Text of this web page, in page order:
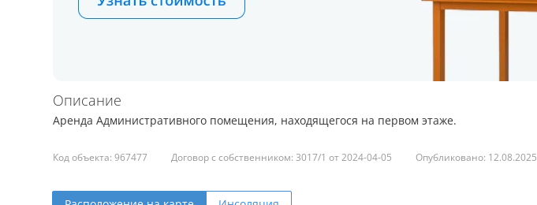
Описание
Аренда Административного помещения, находящегося на первом этаже.
Код объекта: 967477 Договор с собственником: 3017/1 от 2024-04-05 Опубликовано: 12.08.2025